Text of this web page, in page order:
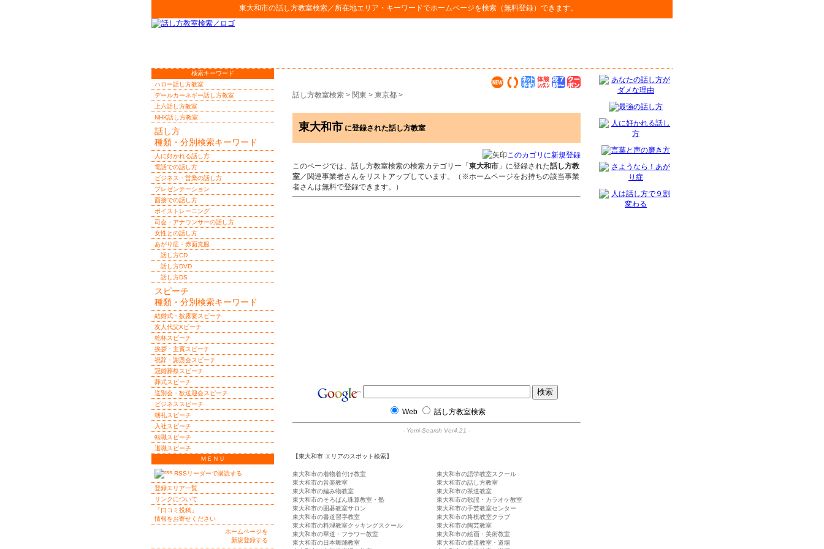
東大和市の話し方教室検索／所在地エリア・キーワードでホームページを検索（無料登録）できます。
話し方教室検索 > 関東 > 東京都 >
東大和市 に登録された話し方教室
このカゴリに新規登録
このページでは、話し方教室検索の検索カテゴリー「 東大和市 」に登録された話し方教
室／関連事業者さんをリストアップしています。（※ホームページをお持ちの該当事業
者さんは無料で登録できます。）
Web 話し方教室検索
- Yomi-Search Ver4.21 -
【東大和市 エリアのスポット検索】
東大和市の着物着付け教室
東大和市の語学教室スクール
東大和市の音楽教室
東大和市の話し方教室
東大和市の編み物教室
東大和市の茶道教室
東大和市のそろばん珠算教室・塾
東大和市の歌謡・カラオケ教室
東大和市の囲碁教室サロン
東大和市の手芸教室センター
東大和市の書道習字教室
東大和市の将棋教室クラブ
東大和市の料理教室クッキングスクール
東大和市の陶芸教室
東大和市の華道・フラワー教室
東大和市の絵画・美術教室
東大和市の日本舞踊教室
東大和市の柔道教室・道場
検索キーワード
ハロー話し方教室
デールカーネギー話し方教室
上六話し方教室
NHK話し方教室
話し方
種類・分別検索キーワード
人に好かれる話し方
電話での話し方
ビジネス・営業の話し方
プレゼンテーション
面接での話し方
ボイストレーニング
司会・アナウンサーの話し方
女性との話し方
あがり症・赤面克服
話し方CD
話し方DVD
話し方DS
スピーチ
種類・分別検索キーワード
結婚式・披露宴スピーチ
友人代父Xピーチ
乾杯スピーチ
挨拶・主賓スピーチ
祝辞・謝恩会スピーチ
冠婚葬祭スピーチ
葬式スピーチ
送別会・歓送迎会スピーチ
ビジネススピーチ
朝礼スピーチ
入社スピーチ
転職スピーチ
退職スピーチ
ＭＥＮＵ
RSSリーダーで購読する
登録エリア一覧
リンクについて
「口コミ投稿」
情報をお寄せください
ホームページを
新規登録する